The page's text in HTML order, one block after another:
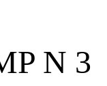
N 3